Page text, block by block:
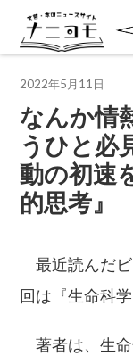
なんか情
うひと
動の初速
的思考』
最近読んだ
回は『生命科学
著者は、生
2022年5月11日